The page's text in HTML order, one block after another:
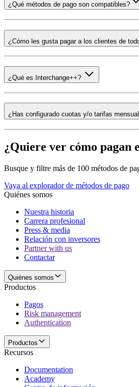
¿Qué métodos de pago son compatibles?
¿Cómo les gusta pagar a los clientes de
¿Qué es Interchange++?
¿Has configurado cuotas y/o tarifas
¿Quiere ver cómo pagan
Busque y filtre más de 100 métodos de
Vaya al explorador de métodos de pago
Quiénes somos
Nuestra historia
Carrera profesional
Press & media
Relación con inversores
Partner with us
Contactar
Quiénes somos
Productos
Pagos
Risk management
Authentication
Productos
Recursos
Documentation
Academy